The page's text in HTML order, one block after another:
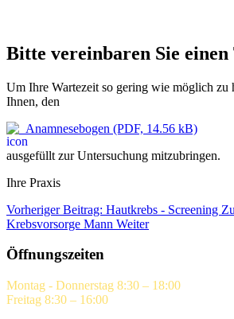
Bitte vereinbaren Sie
Um Ihre Wartezeit so gering wie möglich zu
Ihnen, den
Anamnesebogen (PDF, 14.56 kB)
ausgefüllt zur Untersuchung mitzubringen.
Ihre Praxis
Vorheriger Beitrag: Hautkrebs - Screening
Krebsvorsorge Mann Weiter
Öffnungszeiten
Montag - Donnerstag 8:30 – 18:00
Freitag 8:30 – 16:00